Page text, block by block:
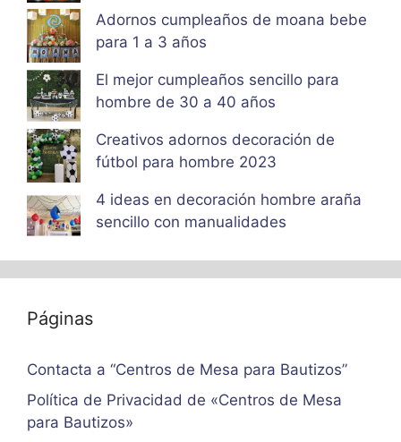
Adornos cumpleaños de moana bebe
para 1 a 3 años
El mejor cumpleaños sencillo para
hombre de 30 a 40 años
Creativos adornos decoración de
fútbol para hombre 2023
4 ideas en decoración hombre araña
sencillo con manualidades
Páginas
Contacta a “Centros de Mesa para Bautizos”
Política de Privacidad de «Centros de Mesa
para Bautizos»